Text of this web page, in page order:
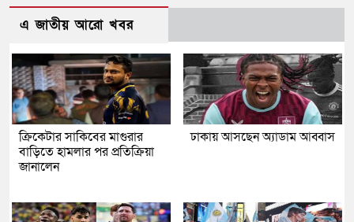
এ জাতীয় আরো খবর
ক্রিকেটার সাকিবের মাগুরার
বাড়িতে হামলার পর প্রতিক্রিয়া
জানালেন
ঢাকায় আসছেন অ্যাডাম আব্বাস